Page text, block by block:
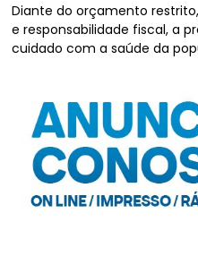
Diante do orçamento
e responsabilidade fiscal, a
cuidado com a saúde da